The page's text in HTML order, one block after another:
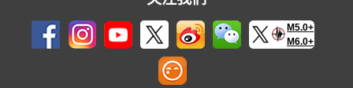
M5.0+
M6.0+